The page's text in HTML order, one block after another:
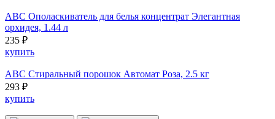
ABC Ополаскиватель для белья концентрат Элегантная
орхидея, 1.44 л
235 ₽
купить
ABC Стиральный порошок Автомат Роза, 2.5 кг
293 ₽
купить